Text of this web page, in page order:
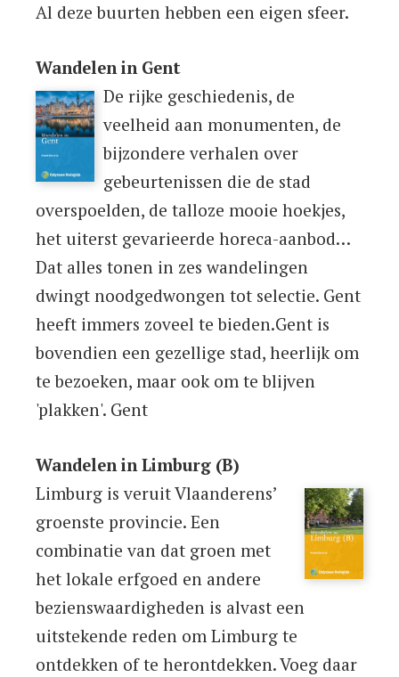
Al deze buurten hebben een eigen sfeer.
Wandelen in Gent
De rijke geschiedenis, de
veelheid aan monumenten, de
bijzondere verhalen over
gebeurtenissen die de stad
overspoelden, de talloze mooie hoekjes,
het uiterst gevarieerde horeca-aanbod…
Dat alles tonen in zes wandelingen
dwingt noodgedwongen tot selectie. Gent
heeft immers zoveel te bieden.Gent is
bovendien een gezellige stad, heerlijk om
te bezoeken, maar ook om te blijven
'plakken'. Gent
Wandelen in Limburg (B)
Limburg is veruit Vlaanderens’
groenste provincie. Een
combinatie van dat groen met
het lokale erfgoed en andere
bezienswaardigheden is alvast een
uitstekende reden om Limburg te
ontdekken of te herontdekken. Voeg daar